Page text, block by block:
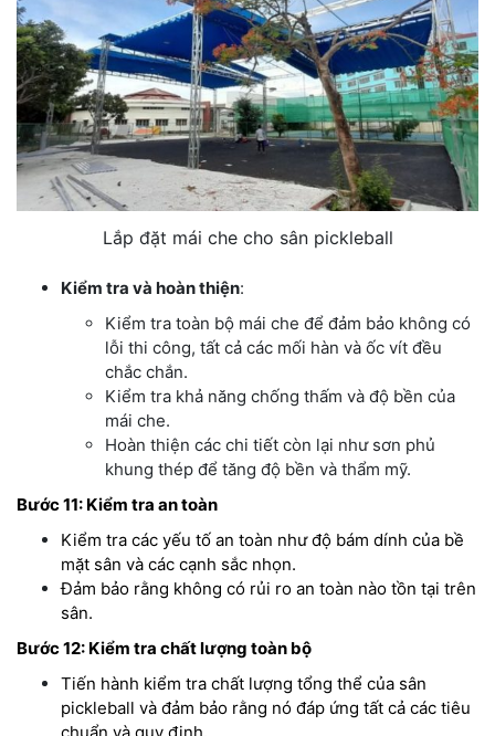
Lắp đặt mái che cho sân pickleball
Kiểm tra và hoàn thiện:
Kiểm tra toàn bộ mái che để đảm bảo không có
lỗi thi công, tất cả các mối hàn và ốc vít đều
chắc chắn.
Kiểm tra khả năng chống thấm và độ bền của
mái che.
Hoàn thiện các chi tiết còn lại như sơn phủ
khung thép để tăng độ bền và thẩm mỹ.
Bước 11: Kiểm tra an toàn
Kiểm tra các yếu tố an toàn như độ bám dính của bề
mặt sân và các cạnh sắc nhọn.
Đảm bảo rằng không có rủi ro an toàn nào tồn tại trên
sân.
Bước 12: Kiểm tra chất lượng toàn bộ
Tiến hành kiểm tra chất lượng tổng thể của sân
pickleball và đảm bảo rằng nó đáp ứng tất cả các tiêu